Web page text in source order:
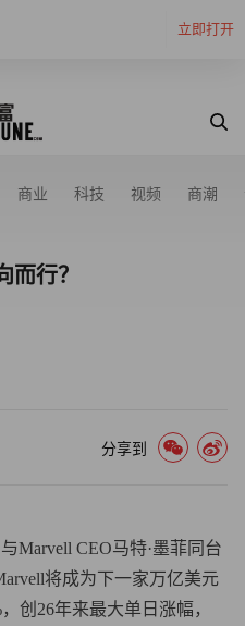
立即打开
商业 科技 视频 商潮
而行？
分享到
Marvell CEO马特·墨菲同台
将成为下一家万亿美元
创26年来最大单日涨幅，